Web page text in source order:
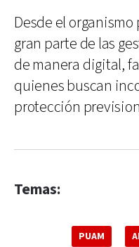
Desde el
gran parte de las
de manera digital,
quienes buscan
protección
Temas:
PUAM